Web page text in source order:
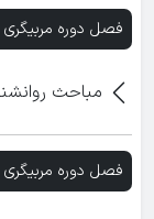
فصل دوره مربیگری ۲۰۲۲
مباحث
فصل دوره مربیگری ۲۰۲۲